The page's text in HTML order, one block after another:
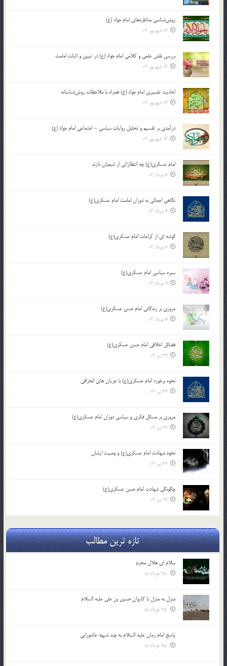
روش‌شناسی مناظره‌های امام جواد (ع)
16 شهریور 03
بررسی نقش علمی و کلامی امام جواد (ع) در تبیین و اثبات امامت
16 شهریور 03
احادیث تفسیری امام جواد (ع) همراه با ملاحظات روش‌شناسانه
16 شهریور 03
درآمدی بر تقسیم و تحلیل روایات سیاسی – اجتماعی امام جواد (ع)
16 شهریور 03
امام عسکری(ع) چه انتظاراتی از شیعیان دارند
7 مرداد 03
نگاهی اجمالی به دوران امامت امام عسکری(ع)
7 مرداد 03
گوشه ای از کرامات امام عسکری(ع)
7 مرداد 03
سیره سیاسی امام عسکری(ع)
7 مرداد 03
مروری بر زندگانی امام حسن عسکری(ع)
7 مرداد 03
فضائل اخلاقی امام حسن عسکری(ع)
22 تیر 03
نحوه برخورد امام عسکری(ع) با جریان های انحرافی
22 تیر 03
مروری بر مسائل فکری و سیاسی دوران امام عسکری(ع)
22 تیر 03
نحوه شهادت امام عسکری(ع) و وصیت ایشان
22 تیر 03
چگونگی شهادت امام حسن عسکری(ع)
22 تیر 03
تازه ترین مطالب
سلام ای هلال محرم
منزل به منزل با کاروان حسین بن علی علیه السلام
پاسخ امام زمان علیه السلام به چند شبهه عاشورایی